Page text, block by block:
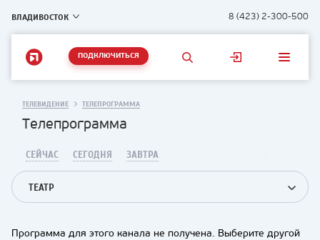
ВЛАДИВОСТОК 8 (423) 2-300-500
ПОДКЛЮЧИТЬСЯ
ТЕЛЕВИДЕНИЕ ТЕЛЕПРОГРАММА
Телепрограмма
СЕЙЧАС СЕГОДНЯ ЗАВТРА
ТЕАТР
Программа для этого канала не получена. Выберите другой